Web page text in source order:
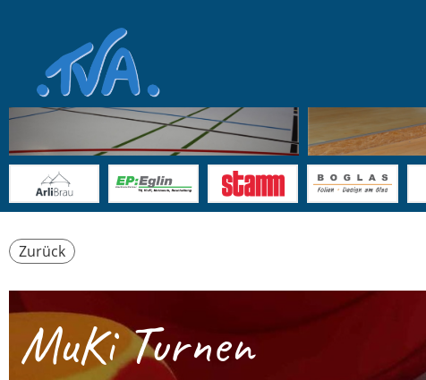
Zurück
MuKi Turnen